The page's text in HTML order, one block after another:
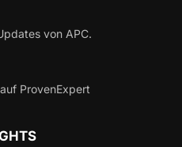
von APC.
ProvenExpert